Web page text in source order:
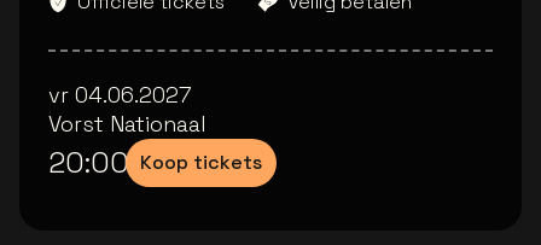
vr 04.06.2027
Vorst Nationaal
20:00 Koop tickets